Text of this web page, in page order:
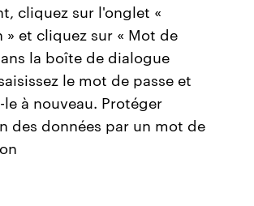
cliquez sur l'onglet «
» et cliquez sur « Mot de
la boîte de dialogue
le mot de passe et
à nouveau. Protéger
des données par un mot de